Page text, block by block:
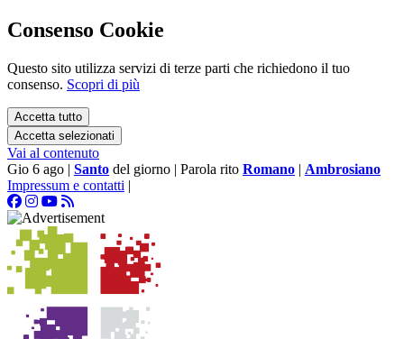
Consenso Cookie
Questo sito utilizza servizi di terze parti che richiedono il tuo
consenso. Scopri di più
Accetta tutto
Accetta selezionati
Vai al contenuto
Gio 6 ago | Santo del giorno | Parola rito Romano | Ambrosiano
Impressum e contatti |